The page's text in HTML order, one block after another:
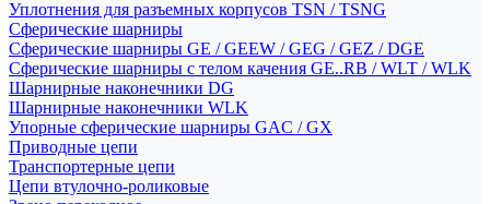
Уплотнения для разъемных корпусов TSN / TSNG
Сферические шарниры
Сферические шарниры GE / GEEW / GEG / GEZ / DGE
Сферические шарниры с телом качения GE..RB / WLT / WLK
Шарнирные наконечники DG
Шарнирные наконечники WLK
Упорные сферические шарниры GAC / GX
Приводные цепи
Транспортерные цепи
Цепи втулочно-роликовые